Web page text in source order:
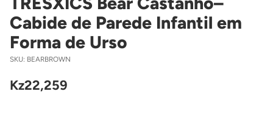
Cabide de Parede Infantil em
Forma de Urso
SKU: BEARBROWN
Preço
Kz22,259